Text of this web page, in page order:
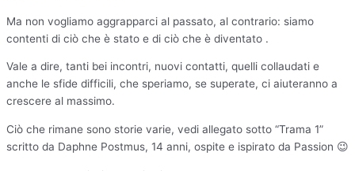
Ma non vogliamo aggrapparci al passato, al contrario: siamo
contenti di ciò che è stato e di ciò che è diventato .
Vale a dire, tanti bei incontri, nuovi contatti, quelli collaudati e
anche le sfide difficili, che speriamo, se superate, ci aiuteranno a
crescere al massimo.
Ciò che rimane sono storie varie, vedi allegato sotto “Trama 1”
scritto da Daphne Postmus, 14 anni, ospite e ispirato da Passion 😉